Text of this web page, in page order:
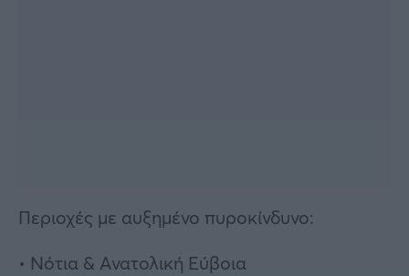
Περιοχές με αυξημένο πυροκίνδυνο:
• Νότια & Ανατολική Εύβοια